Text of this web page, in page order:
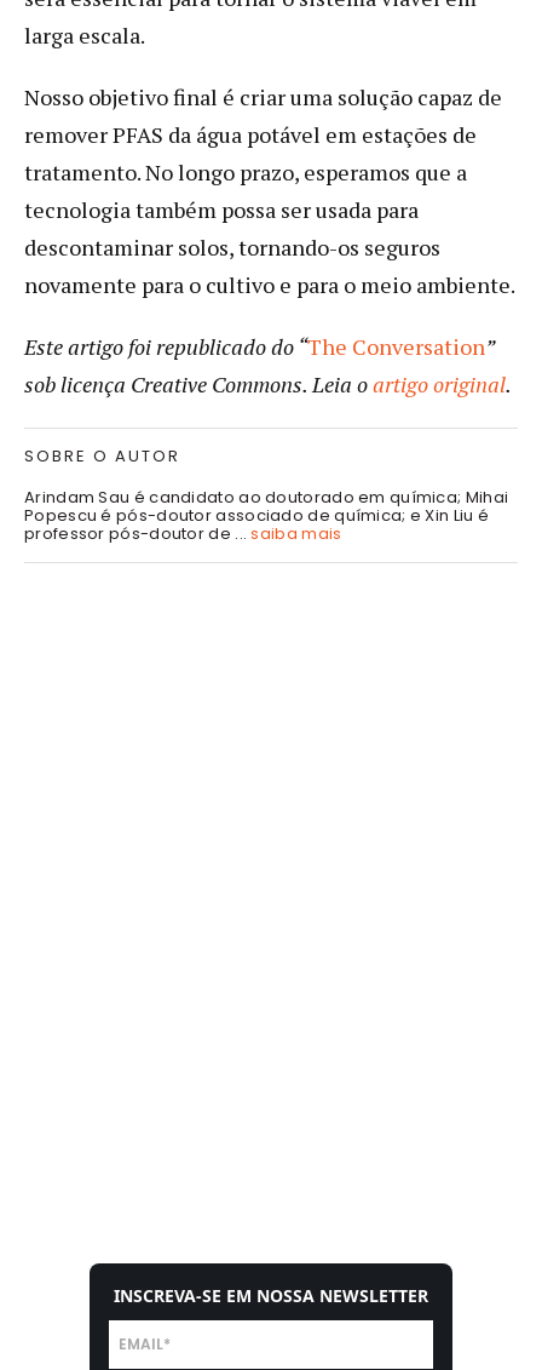
larga escala.
Nosso objetivo final é criar uma solução capaz de
remover PFAS da água potável em estações de
tratamento. No longo prazo, esperamos que a
tecnologia também possa ser usada para
descontaminar solos, tornando-os seguros
novamente para o cultivo e para o meio ambiente.
Este artigo foi republicado do “The Conversation”
sob licença Creative Commons. Leia oartigo original.
SOBRE O AUTOR
Arindam Sau é candidato ao doutorado em química; Mihai
Popescu é pós-doutor associado de química; e Xin Liu é
professor pós-doutor de ...saiba mais
INSCREVA-SE EM NOSSA NEWSLETTER